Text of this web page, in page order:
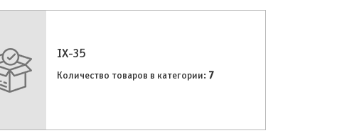
IX-35
Количество товаров в категории: 7